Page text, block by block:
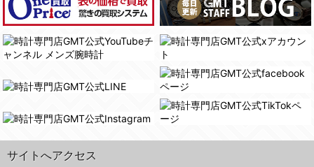
サイトへアクセス